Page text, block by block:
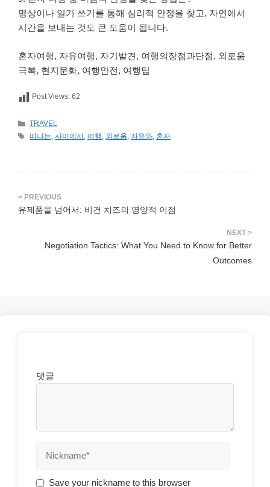
명상이나 일기 쓰기를 통해 심리적 안정을 찾고, 자연에서
시간을 보내는 것도 큰 도움이 됩니다.
혼자여행, 자유여행, 자기발견, 여행의장점과단점, 외로움
극복, 현지문화, 여행안전, 여행팁
Post Views: 62
카
테
TRAVEL
태
떠나는,사이에서 , 여행, 외로움,자유와, 혼자
유제품을 넘어서: 비건 치즈의 영양적 이점
Negotiation Tactics: What You Need to Know for Better
Outcomes
댓글
Save your nickname to this browser